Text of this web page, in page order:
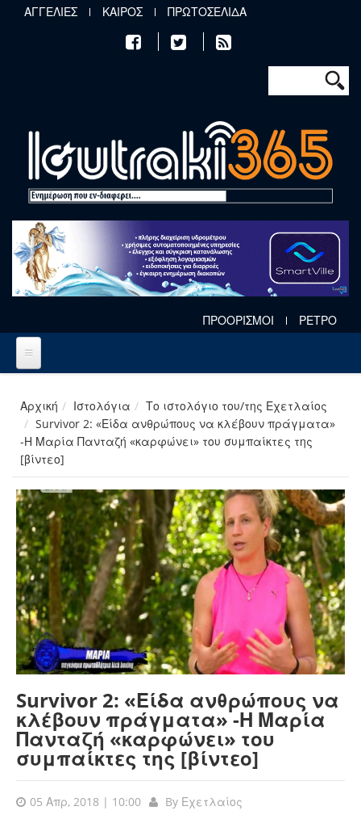
Παράκαμψη προς το κυρίως περιεχόμενο
ΑΓΓΕΛΙΕΣ ΚΑΙΡΟΣ ΠΡΩΤΟΣΕΛΙΔΑ
Φόρμα
Αναζήτηση
ΠΡΟΟΡΙΣΜΟΙ ΡΕΤΡΟ
Αρχική Ιστολόγια
Το ιστολόγιο του/της Εχετλαίος
Survivor 2: «Είδα ανθρώπους να κλέβουν πράγματα»
-Η Μαρία Πανταζή «καρφώνει» του συμπαίκτες της
[βίντεο]
Survivor 2: «Είδα ανθρώπους να
κλέβουν πράγματα» -Η Μαρία
Πανταζή «καρφώνει» του
συμπαίκτες της [βίντεο]
05 Απρ, 2018 | 10:00 By Εχετλαίος